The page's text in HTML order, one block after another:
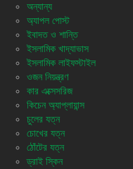
অন্যান্য
অ্যাপল পোস্ট
ইবাদত ও শান্তি
ইসলামিক খাদ্যাভাস
ইসলামিক লাইফস্টাইল
ওজন নিয়ন্ত্রণ
কার এক্সেসরিজ
কিচেন অ্যাপ্লায়ান্স
চুলের যত্ন
চোখের যত্ন
ঠোঁটের যত্ন
ড্রাই স্কিন